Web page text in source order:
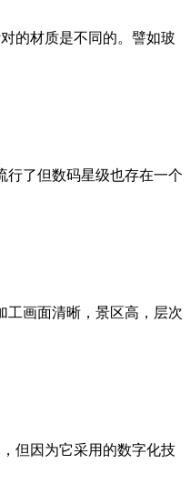
的材质是不同的。譬如玻
行了但数码星级也存在一个
画面清晰，景区高，层次
但因为它采用的数字化技